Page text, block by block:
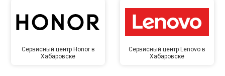
Сервисный центр Honor в
Хабаровске
Сервисный центр Lenovo в
Хабаровске